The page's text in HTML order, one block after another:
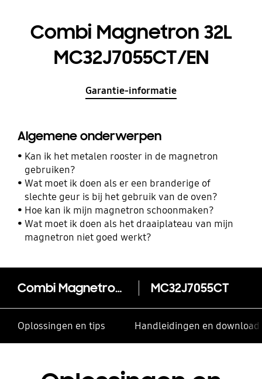
Combi Magnetron 32L
MC32J7055CT/EN
Garantie-informatie
Algemene onderwerpen
Kan ik het metalen rooster in de magnetron
gebruiken?
Wat moet ik doen als er een branderige of
slechte geur is bij het gebruik van de oven?
Hoe kan ik mijn magnetron schoonmaken?
Wat moet ik doen als het draaiplateau van mijn
magnetron niet goed werkt?
Combi Magnetron 32L MC32J7055CT/EN MC32J7055CT
Oplossingen en tips Handleidingen en